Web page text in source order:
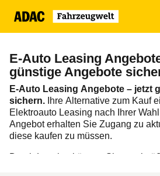
E-Auto Leasing
günstige Angebote
E-Auto Leasing Angebote – jetzt
sichern. Ihre Alternative zum Kauf
Elektroauto Leasing nach Ihrer
Angebot erhalten Sie Zugang zu
diese kaufen zu müssen.
Durch Leasing können Sie